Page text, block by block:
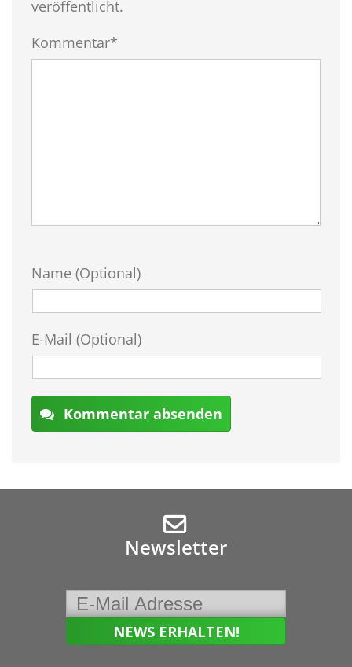
veröffentlicht.
Kommentar*
Name (Optional)
E-Mail (Optional)
Kommentar absenden
Newsletter